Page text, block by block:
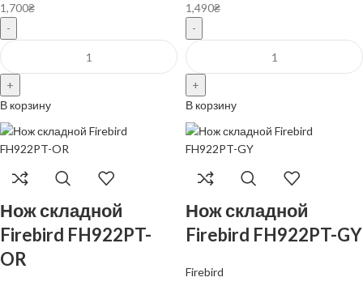
1,700₴
В корзину
1,490₴
В корзину
Нож складной
Firebird FH922PT-
OR
Нож складной
Firebird FH922PT-GY
Firebird